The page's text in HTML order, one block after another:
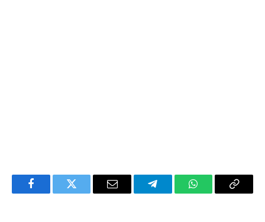
FacebookTwitter Email TelegramWhatsAppCopy